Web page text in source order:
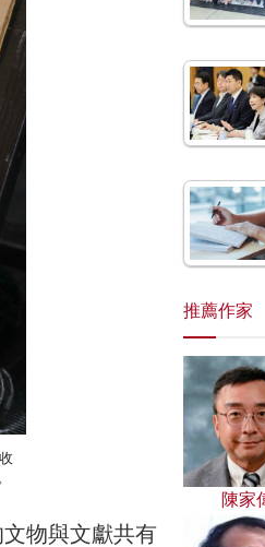
物與文獻共有
推薦作家
陳家